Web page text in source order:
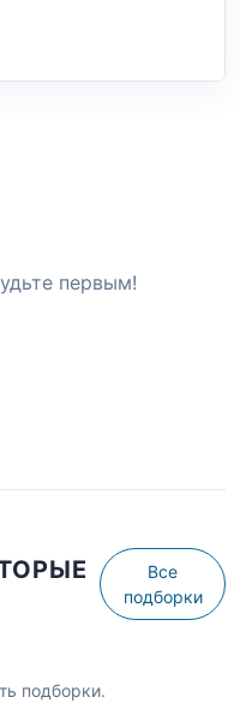
первым!
Все
подборки
подборки.